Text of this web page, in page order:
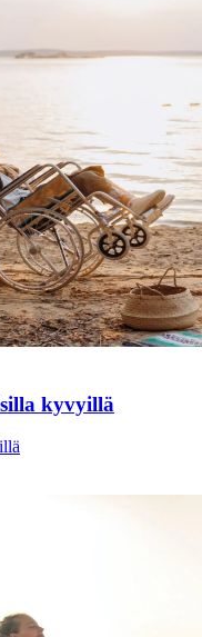
kyvyillä